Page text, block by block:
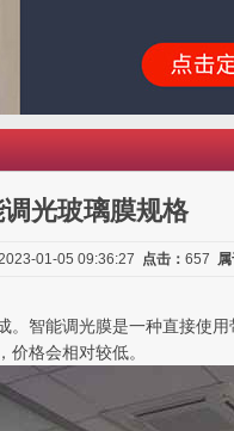
光玻璃膜规格
01-05 09:36:27 点击： 657 属
智能调光膜是一种直接使
格会相对较低。